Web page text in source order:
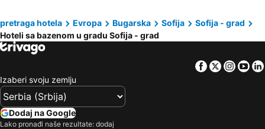
Ihtiman, hotels with pools
Svoge, hotels with pools
Bojurishte, hotels with pools
pretraga hotela Evropa Bugarska Sofija
Sofija - grad
Hoteli sa bazenom u gradu Sofija - grad
Facebook
Twitter
Izaberi svoju zemlju
Dodaj na Google
Lako pronađi naše rezultate: dodaj